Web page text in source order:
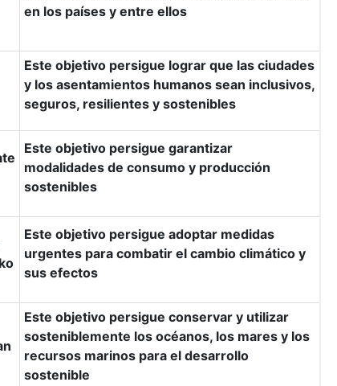
en los países y entre ellos
Este objetivo persigue lograr que las ciudades
y los asentamientos humanos sean inclusivos,
seguros, resilientes y sostenibles
Este objetivo persigue garantizar
modalidades de consumo y producción
sostenibles
Este objetivo persigue adoptar medidas
urgentes para combatir el cambio climático y
sus efectos
Este objetivo persigue conservar y utilizar
sosteniblemente los océanos, los mares y los
recursos marinos para el desarrollo
sostenible